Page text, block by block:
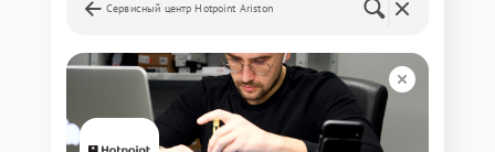
Сервисный центр Hotpoint Ariston